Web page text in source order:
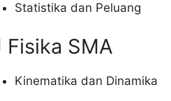
Statistika dan Peluang
Fisika SMA
Kinematika dan Dinamika